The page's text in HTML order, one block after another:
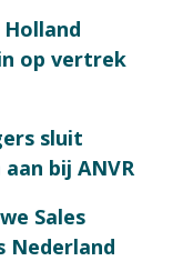
op vertrek
sluit
bij ANVR
Sales
Nederland